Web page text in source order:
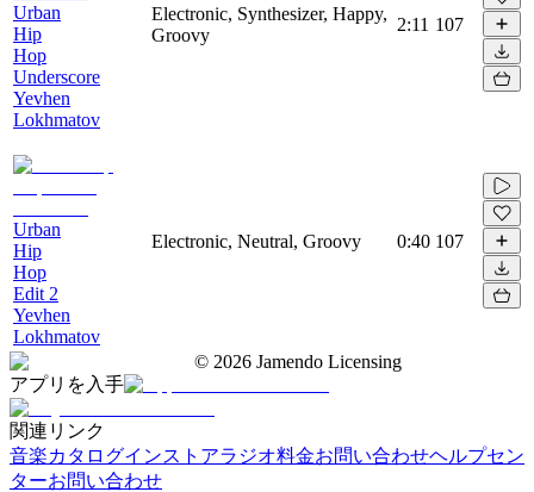
Urban
Hip
Hop
Underscore
Yevhen
Lokhmatov
Electronic, Synthesizer, Happy,
Groovy
2:11 107
Urban
Hip
Hop
Edit 2
Yevhen
Lokhmatov
Electronic, Neutral, Groovy 0:40 107
© 2026 Jamendo Licensing
アプリを入手
関連リンク
音楽カタログインストアラジオ料金お問い合わせヘルプセン
ターお問い合わせ